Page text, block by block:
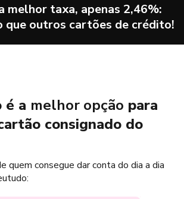
melhor taxa, apenas 2,46%:
que outros cartões de crédito!
é a melhor opção para
consignado do
quem consegue dar conta do dia a dia